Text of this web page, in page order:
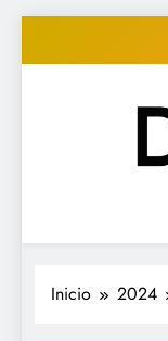
Inicio 2024